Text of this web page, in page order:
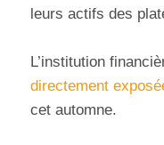
leurs actifs des
L’institution
directement
cet automne.